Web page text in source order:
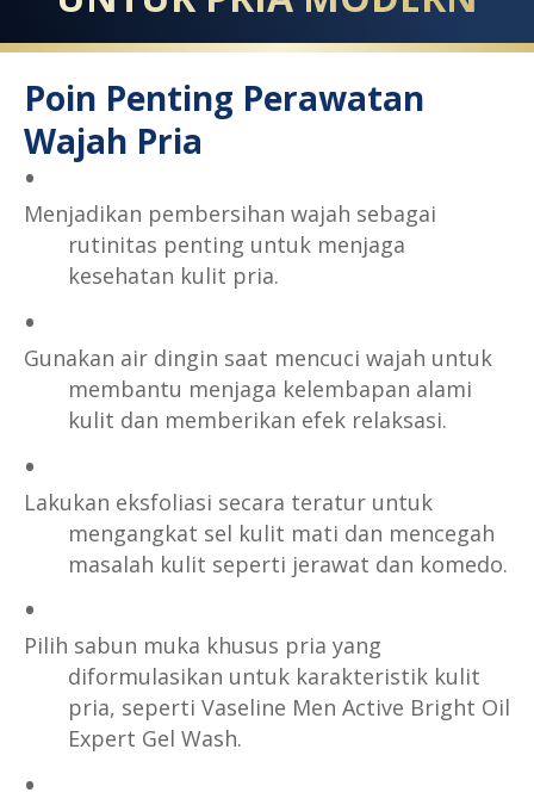
Poin Penting Perawatan
Wajah Pria
Menjadikan pembersihan wajah sebagai
rutinitas penting untuk menjaga
kesehatan kulit pria.
Gunakan air dingin saat mencuci wajah untuk
membantu menjaga kelembapan alami
kulit dan memberikan efek relaksasi.
Lakukan eksfoliasi secara teratur untuk
mengangkat sel kulit mati dan mencegah
masalah kulit seperti jerawat dan komedo.
Pilih sabun muka khusus pria yang
diformulasikan untuk karakteristik kulit
pria, seperti Vaseline Men Active Bright Oil
Expert Gel Wash.